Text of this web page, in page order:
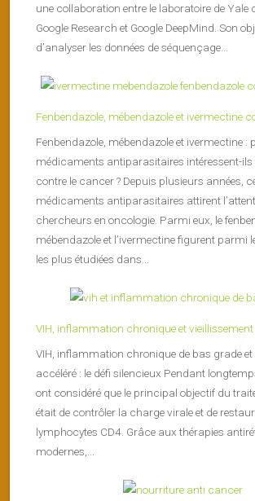
une collaboration entre le laboratoire de Yale
Google Research et Google DeepMind. Son
d’analyser les données de séquençage...
Fenbendazole, mébendazole et ivermectine
Fenbendazole, mébendazole et ivermectine :
médicaments antiparasitaires intéressent-ils
contre le cancer ? Depuis plusieurs années,
médicaments antiparasitaires attirent
chercheurs en oncologie. Parmi eux, le
mébendazole et l’ivermectine figurent parmi
les plus étudiées dans...
VIH, inflammation chronique et vieillissement
VIH, inflammation chronique de bas grade
accéléré : le défi silencieux Pendant
ont considéré que le principal objectif du
était de contrôler la charge virale et de
lymphocytes CD4. Grâce aux thérapies
modernes,...